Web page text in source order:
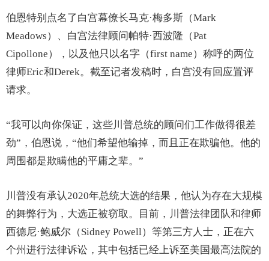
伯恩特别点名了白宫幕僚长马克·梅多斯（Mark
Meadows）、白宫法律顾问帕特·西波隆（Pat
Cipollone），以及他只以名字（first name）称呼的两位
律师Eric和Derek。截至记者发稿时，白宫没有回应置评
请求。
“我可以向你保证，这些川普总统的顾问们工作做得很差
劲”，伯恩说，“他们希望他输掉，而且正在欺骗他。他的
周围都是欺瞒他的平庸之辈。”
川普没有承认2020年总统大选的结果，他认为存在大规模
的舞弊行为，大选正被窃取。目前，川普法律团队和律师
西德尼·鲍威尔（Sidney Powell）等第三方人士，正在六
个州进行法律诉讼，其中包括已经上诉至美国最高法院的